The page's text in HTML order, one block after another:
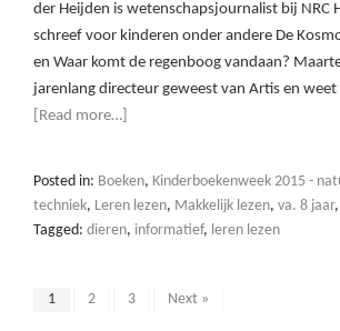
der Heijden is wetenschapsjournalist bij NRC
schreef voor kinderen onder andere De
en Waar komt de regenboog vandaan?
jarenlang directeur geweest van Artis en weet
[Read more…]
Posted in: Boeken, Kinderboekenweek 2015 -
techniek, Leren lezen, Makkelijk lezen, va. 8 jaar,
Tagged: dieren, informatief, leren lezen
1 2 3 Next »